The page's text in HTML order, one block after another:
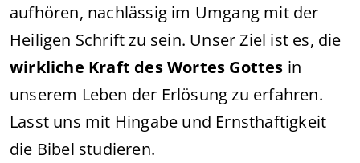
aufhören, nachlässig im Umgang mit der
Heiligen Schrift zu sein. Unser Ziel ist es, die
wirkliche Kraft des Wortes Gottes in
unserem Leben der Erlösung zu erfahren.
Lasst uns mit Hingabe und Ernsthaftigkeit
die Bibel studieren.